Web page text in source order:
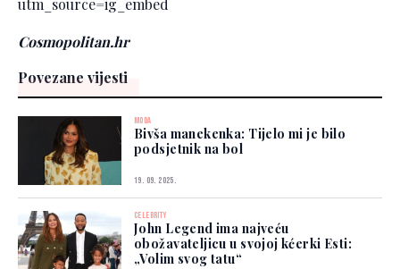
utm_source=ig_embed
Cosmopolitan.hr
Povezane vijesti
MODA
Bivša manekenka: Tijelo mi je bilo
podsjetnik na bol
19. 09. 2025.
CELEBRITY
John Legend ima najveću
obožavateljicu u svojoj kćerki Esti:
„Volim svog tatu“